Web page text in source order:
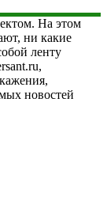
На этом
ни какие
ленту
новостей